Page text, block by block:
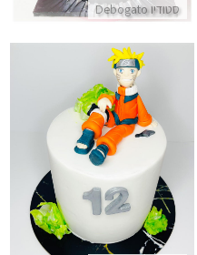
סטודיו Debogato
עוגת נארוטו אנימה
התקשר/י